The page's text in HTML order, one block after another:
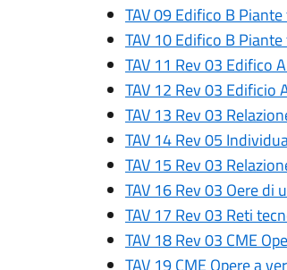
TAV 09 Edifico B Piante
TAV 10 Edifico B
TAV 11 Rev 03 Edifico
TAV 12 Rev 03 Edificio
TAV 13 Rev 03
TAV 14 Rev 05
TAV 15 Rev 03
TAV 16 Rev 03 Oere di
TAV 17 Rev 03 Reti
TAV 18 Rev 03 CME
TAV 19 CME Opere a